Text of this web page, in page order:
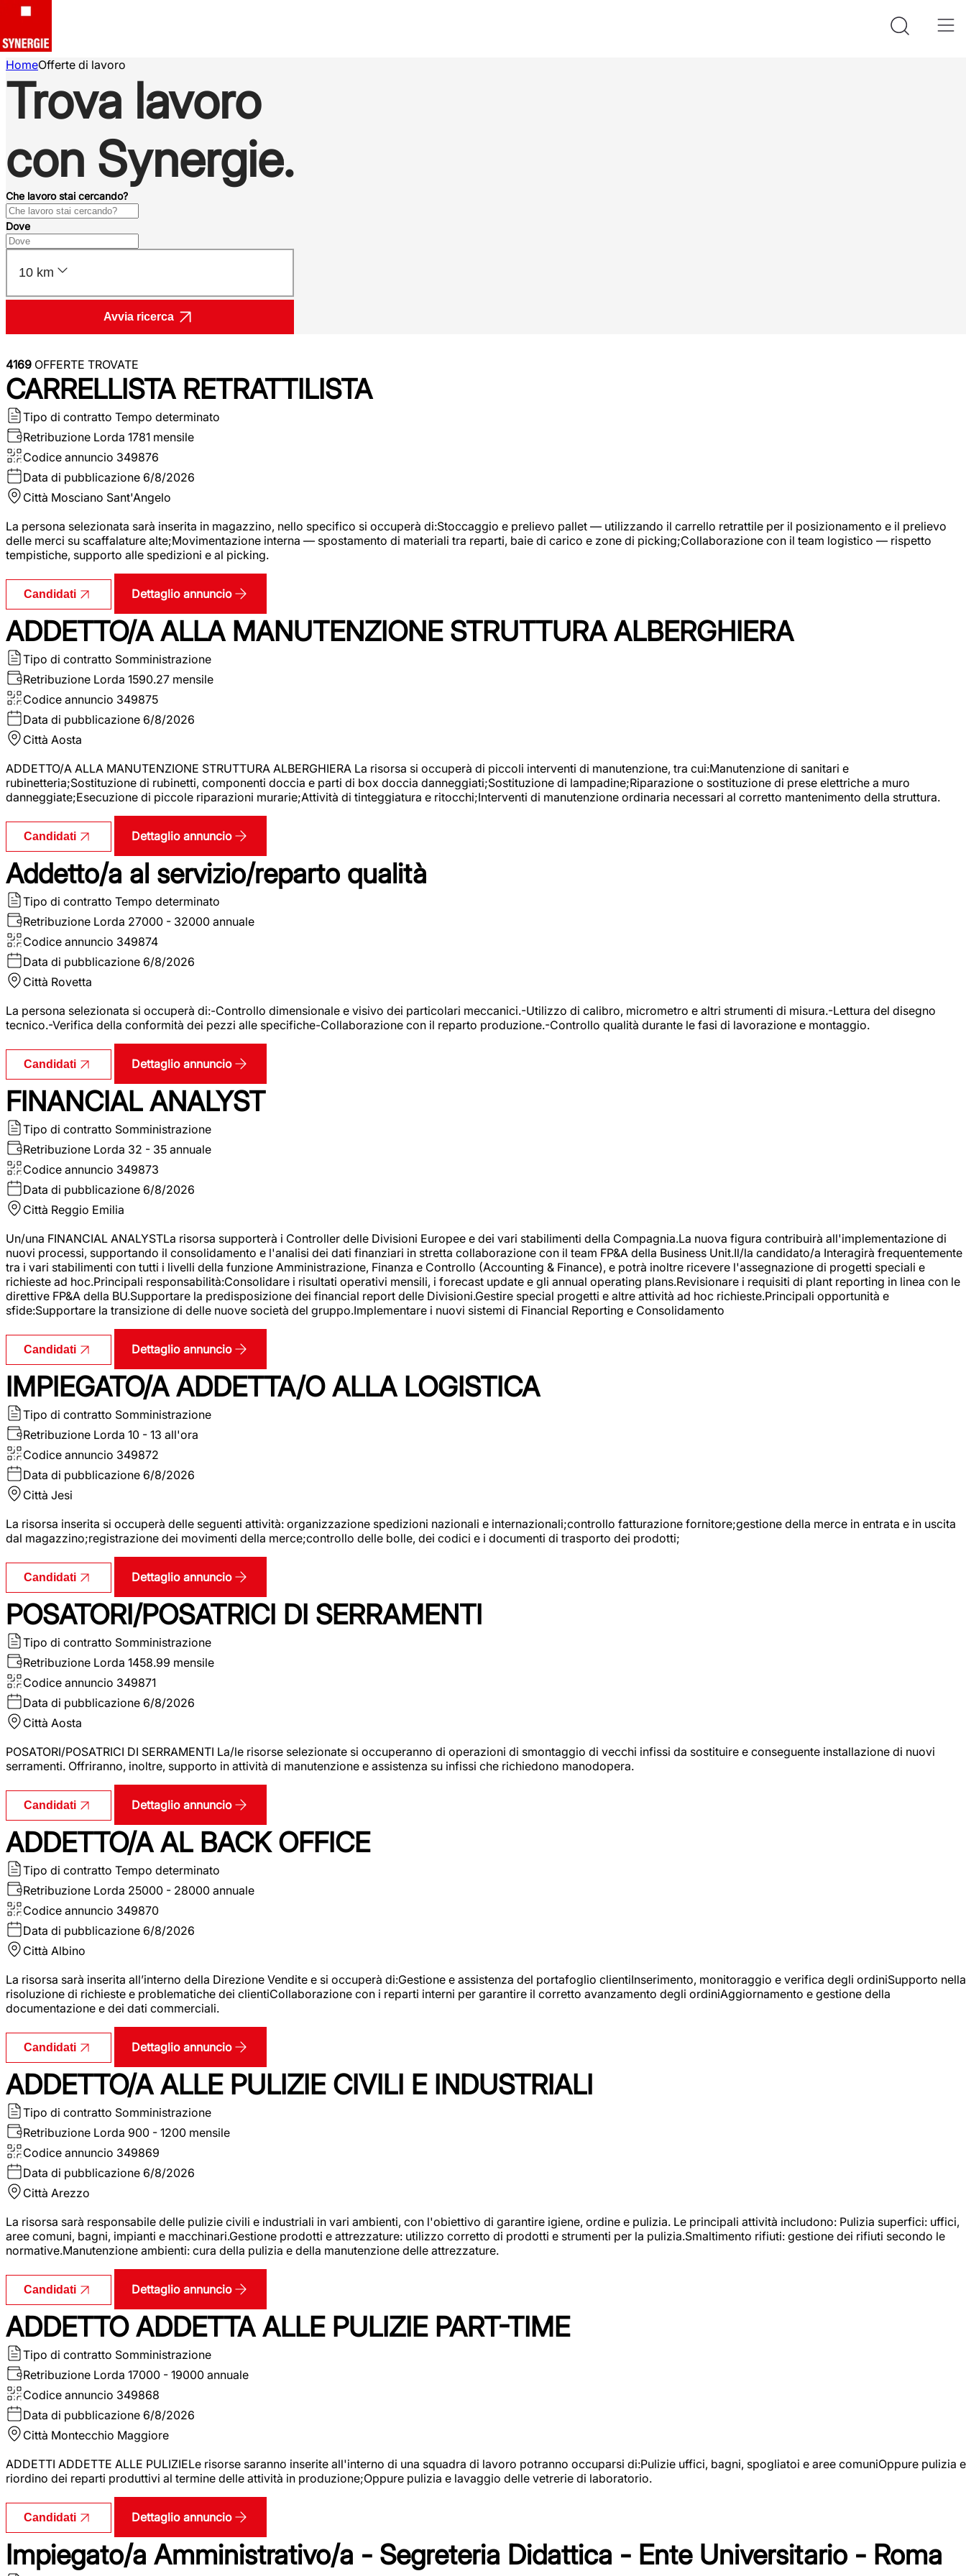
HomeOfferte di lavoro
Trova lavoro
con Synergie.
Che lavoro stai cercando?
Dove
10 km
Avvia ricerca
4169 OFFERTE TROVATE
CARRELLISTA RETRATTILISTA
Tipo di contratto Tempo determinato
Retribuzione Lorda 1781 mensile
Codice annuncio 349876
Data di pubblicazione 6/8/2026
Città Mosciano Sant'Angelo
La persona selezionata sarà inserita in magazzino, nello specifico si occuperà di:Stoccaggio e prelievo pallet — utilizzando il carrello retrattile per il posizionamento e il prelievo
delle merci su scaffalature alte;Movimentazione interna — spostamento di materiali tra reparti, baie di carico e zone di picking;Collaborazione con il team logistico — rispetto
tempistiche, supporto alle spedizioni e al picking.
Candidati Dettaglio annuncio
ADDETTO/A ALLA MANUTENZIONE STRUTTURA ALBERGHIERA
Tipo di contratto Somministrazione
Retribuzione Lorda 1590.27 mensile
Codice annuncio 349875
Data di pubblicazione 6/8/2026
Città Aosta
ADDETTO/A ALLA MANUTENZIONE STRUTTURA ALBERGHIERA La risorsa si occuperà di piccoli interventi di manutenzione, tra cui:Manutenzione di sanitari e
rubinetteria;Sostituzione di rubinetti, componenti doccia e parti di box doccia danneggiati;Sostituzione di lampadine;Riparazione o sostituzione di prese elettriche a muro
danneggiate;Esecuzione di piccole riparazioni murarie;Attività di tinteggiatura e ritocchi;Interventi di manutenzione ordinaria necessari al corretto mantenimento della struttura.
Candidati Dettaglio annuncio
Addetto/a al servizio/reparto qualità
Tipo di contratto Tempo determinato
Retribuzione Lorda 27000 - 32000 annuale
Codice annuncio 349874
Data di pubblicazione 6/8/2026
Città Rovetta
La persona selezionata si occuperà di:-Controllo dimensionale e visivo dei particolari meccanici.-Utilizzo di calibro, micrometro e altri strumenti di misura.-Lettura del disegno
tecnico.-Verifica della conformità dei pezzi alle specifiche-Collaborazione con il reparto produzione.-Controllo qualità durante le fasi di lavorazione e montaggio.
Candidati Dettaglio annuncio
FINANCIAL ANALYST
Tipo di contratto Somministrazione
Retribuzione Lorda 32 - 35 annuale
Codice annuncio 349873
Data di pubblicazione 6/8/2026
Città Reggio Emilia
Un/una FINANCIAL ANALYSTLa risorsa supporterà i Controller delle Divisioni Europee e dei vari stabilimenti della Compagnia.La nuova figura contribuirà all'implementazione di
nuovi processi, supportando il consolidamento e l'analisi dei dati finanziari in stretta collaborazione con il team FP&A della Business Unit.Il/la candidato/a Interagirà frequentemente
tra i vari stabilimenti con tutti i livelli della funzione Amministrazione, Finanza e Controllo (Accounting & Finance), e potrà inoltre ricevere l'assegnazione di progetti speciali e
richieste ad hoc.Principali responsabilità:Consolidare i risultati operativi mensili, i forecast update e gli annual operating plans.Revisionare i requisiti di plant reporting in linea con le
direttive FP&A della BU.Supportare la predisposizione dei financial report delle Divisioni.Gestire special progetti e altre attività ad hoc richieste.Principali opportunità e
sfide:Supportare la transizione di delle nuove società del gruppo.Implementare i nuovi sistemi di Financial Reporting e Consolidamento
Candidati Dettaglio annuncio
IMPIEGATO/A ADDETTA/O ALLA LOGISTICA
Tipo di contratto Somministrazione
Retribuzione Lorda 10 - 13 all'ora
Codice annuncio 349872
Data di pubblicazione 6/8/2026
Città Jesi
La risorsa inserita si occuperà delle seguenti attività: organizzazione spedizioni nazionali e internazionali;controllo fatturazione fornitore;gestione della merce in entrata e in uscita
dal magazzino;registrazione dei movimenti della merce;controllo delle bolle, dei codici e i documenti di trasporto dei prodotti;
Candidati Dettaglio annuncio
POSATORI/POSATRICI DI SERRAMENTI
Tipo di contratto Somministrazione
Retribuzione Lorda 1458.99 mensile
Codice annuncio 349871
Data di pubblicazione 6/8/2026
Città Aosta
POSATORI/POSATRICI DI SERRAMENTI La/le risorse selezionate si occuperanno di operazioni di smontaggio di vecchi infissi da sostituire e conseguente installazione di nuovi
serramenti. Offriranno, inoltre, supporto in attività di manutenzione e assistenza su infissi che richiedono manodopera.
Candidati Dettaglio annuncio
ADDETTO/A AL BACK OFFICE
Tipo di contratto Tempo determinato
Retribuzione Lorda 25000 - 28000 annuale
Codice annuncio 349870
Data di pubblicazione 6/8/2026
Città Albino
La risorsa sarà inserita all’interno della Direzione Vendite e si occuperà di:Gestione e assistenza del portafoglio clientiInserimento, monitoraggio e verifica degli ordiniSupporto nella
risoluzione di richieste e problematiche dei clientiCollaborazione con i reparti interni per garantire il corretto avanzamento degli ordiniAggiornamento e gestione della
documentazione e dei dati commerciali.
Candidati Dettaglio annuncio
ADDETTO/A ALLE PULIZIE CIVILI E INDUSTRIALI
Tipo di contratto Somministrazione
Retribuzione Lorda 900 - 1200 mensile
Codice annuncio 349869
Data di pubblicazione 6/8/2026
Città Arezzo
La risorsa sarà responsabile delle pulizie civili e industriali in vari ambienti, con l'obiettivo di garantire igiene, ordine e pulizia. Le principali attività includono: Pulizia superfici: uffici,
aree comuni, bagni, impianti e macchinari.Gestione prodotti e attrezzature: utilizzo corretto di prodotti e strumenti per la pulizia.Smaltimento rifiuti: gestione dei rifiuti secondo le
normative.Manutenzione ambienti: cura della pulizia e della manutenzione delle attrezzature.
Candidati Dettaglio annuncio
ADDETTO ADDETTA ALLE PULIZIE PART-TIME
Tipo di contratto Somministrazione
Retribuzione Lorda 17000 - 19000 annuale
Codice annuncio 349868
Data di pubblicazione 6/8/2026
Città Montecchio Maggiore
ADDETTI ADDETTE ALLE PULIZIELe risorse saranno inserite all'interno di una squadra di lavoro potranno occuparsi di:Pulizie uffici, bagni, spogliatoi e aree comuniOppure pulizia e
riordino dei reparti produttivi al termine delle attività in produzione;Oppure pulizia e lavaggio delle vetrerie di laboratorio.
Candidati Dettaglio annuncio
Impiegato/a Amministrativo/a - Segreteria Didattica - Ente Universitario - Roma